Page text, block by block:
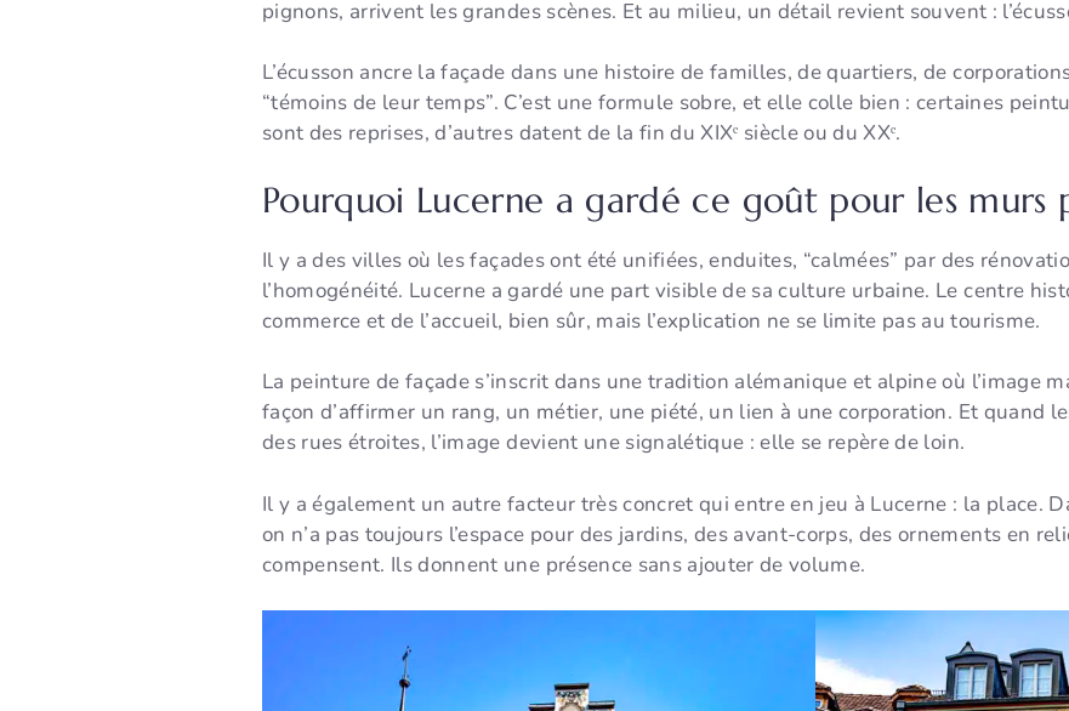
pignons, arrivent les grandes scènes. Et au milieu, un détail revient souvent :
L’écusson ancre la façade dans une histoire de familles, de quartiers, de
“témoins de leur temps”. C’est une formule sobre, et elle colle bien : certaines
sont des reprises, d’autres datent de la fin du XIXᵉ siècle ou du XXᵉ.
Pourquoi Lucerne a gardé ce goût pour les murs
Il y a des villes où les façades ont été unifiées, enduites, “calmées” par des
l’homogénéité. Lucerne a gardé une part visible de sa culture urbaine. Le centre
commerce et de l’accueil, bien sûr, mais l’explication ne se limite pas au tourisme.
La peinture de façade s’inscrit dans une tradition alémanique et alpine où l’image
façon d’affirmer un rang, un métier, une piété, un lien à une corporation. Et quand
des rues étroites, l’image devient une signalétique : elle se repère de loin.
Il y a également un autre facteur très concret qui entre en jeu à Lucerne : la place.
on n’a pas toujours l’espace pour des jardins, des avant-corps, des ornements en
compensent. Ils donnent une présence sans ajouter de volume.